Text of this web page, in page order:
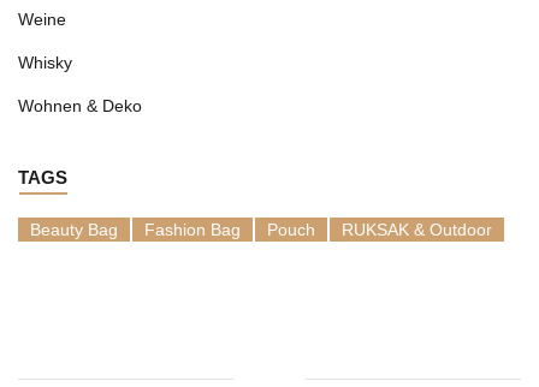
Weine
Whisky
Wohnen & Deko
TAGS
Beauty Bag Fashion Bag Pouch RUKSAK & Outdoor